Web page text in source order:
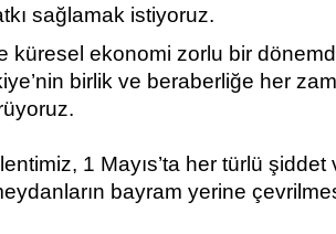
sağlamak istiyoruz.
küresel ekonomi zorlu bir
birlik ve beraberliğe her
1 Mayıs’ta her türlü
bayram yerine